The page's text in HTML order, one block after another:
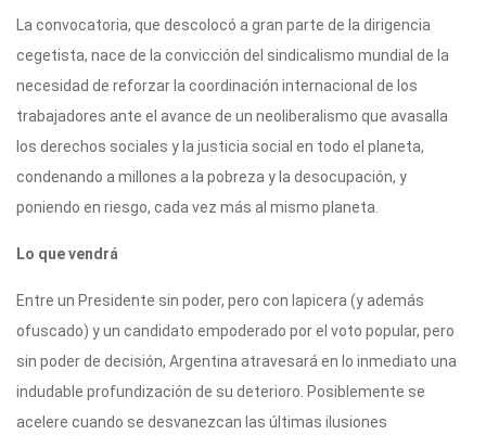
La convocatoria, que descolocó a gran parte de la dirigencia
cegetista, nace de la convicción del sindicalismo mundial de la
necesidad de reforzar la coordinación internacional de los
trabajadores ante el avance de un neoliberalismo que avasalla
los derechos sociales y la justicia social en todo el planeta,
condenando a millones a la pobreza y la desocupación, y
poniendo en riesgo, cada vez más al mismo planeta.
Lo que vendrá
Entre un Presidente sin poder, pero con lapicera (y además
ofuscado) y un candidato empoderado por el voto popular, pero
sin poder de decisión, Argentina atravesará en lo inmediato una
indudable profundización de su deterioro. Posiblemente se
acelere cuando se desvanezcan las últimas ilusiones